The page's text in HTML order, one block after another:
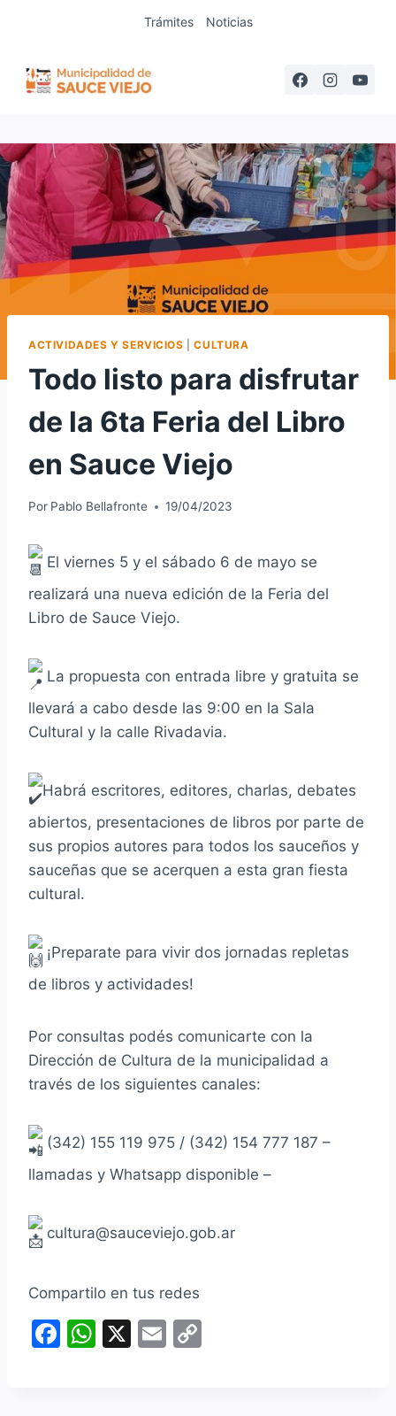
Trámites Noticias
ACTIVIDADES Y SERVICIOS |CULTURA
Todo listo para disfrutar
de la 6ta Feria del Libro
en Sauce Viejo
Por Pablo Bellafronte 19/04/2023
El viernes 5 y el sábado 6 de mayo se
realizará una nueva edición de la Feria del
Libro de Sauce Viejo.
La propuesta con entrada libre y gratuita se
llevará a cabo desde las 9:00 en la Sala
Cultural y la calle Rivadavia.
Habrá escritores, editores, charlas, debates
abiertos, presentaciones de libros por parte de
sus propios autores para todos los sauceños y
sauceñas que se acerquen a esta gran fiesta
cultural.
¡Preparate para vivir dos jornadas repletas
de libros y actividades!
Por consultas podés comunicarte con la
Dirección de Cultura de la municipalidad a
través de los siguientes canales:
(342) 155 119 975 / (342) 154 777 187 –
llamadas y Whatsapp disponible –
cultura@sauceviejo.gob.ar
Compartilo en tus redes
F
W X
E